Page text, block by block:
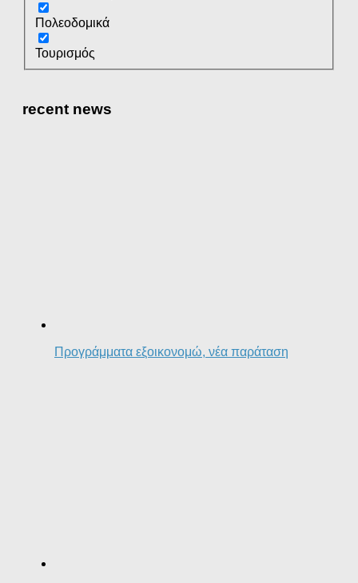
Πολεοδομικά
Τουρισμός
recent news
Προγράμματα εξοικονομώ, νέα παράταση